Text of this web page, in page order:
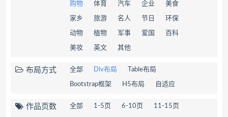
购物 体育 汽车 企业 美食
家乡 旅游 名人 节日 环保
动物 植物 军事 爱国 百科
美妆 英文 其他
布局方式 全部 Div布局 Table布局
Bootstrap框架 H5布局 自适应
作品页数 全部 1-5页 6-10页 11-15页